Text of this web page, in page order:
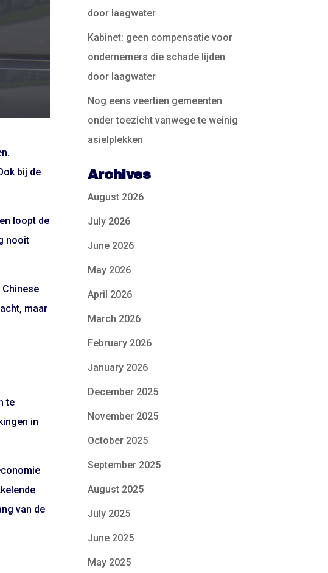
bij de
loopt de
nooit
maar
te
in
van de
door laagwater
Kabinet: geen compensatie voor
ondernemers die schade lijden
door laagwater
Nog eens veertien gemeenten
onder toezicht vanwege te weinig
asielplekken
Archives
August 2026
July 2026
June 2026
May 2026
April 2026
March 2026
February 2026
January 2026
December 2025
November 2025
October 2025
September 2025
August 2025
July 2025
June 2025
May 2025